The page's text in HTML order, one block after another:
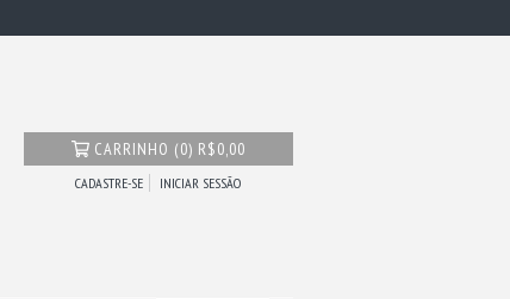
CARRINHO (0) R$0,00
CADASTRE-SE INICIAR SESSÃO